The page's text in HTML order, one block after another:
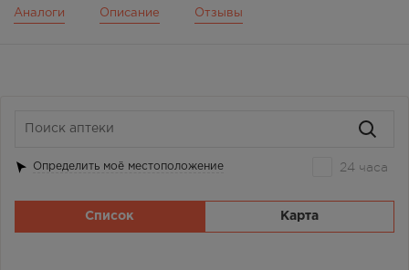
Аналоги Описание Отзывы
Определить моё местоположение 24 часа
Список Карта